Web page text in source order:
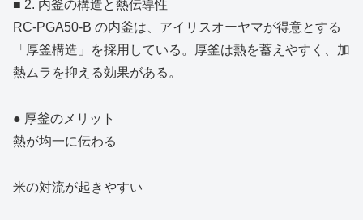
■ 2. 内釜の構造と熱伝導性
RC‑PGA50‑B の内釜は、アイリスオーヤマが得意とする
「厚釜構造」を採用している。厚釜は熱を蓄えやすく、加
熱ムラを抑える効果がある。
● 厚釜のメリット
熱が均一に伝わる
米の対流が起きやすい